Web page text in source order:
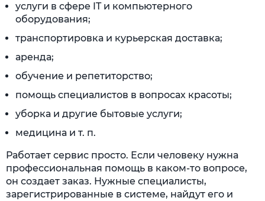
услуги в сфере IT и компьютерного
оборудования;
транспортировка и курьерская доставка;
аренда;
обучение и репетиторство;
помощь специалистов в вопросах красоты;
уборка и другие бытовые услуги;
медицина и т. п.
Работает сервис просто. Если человеку нужна
профессиональная помощь в каком-то вопросе,
он создает заказ. Нужные специалисты,
зарегистрированные в системе, найдут его и